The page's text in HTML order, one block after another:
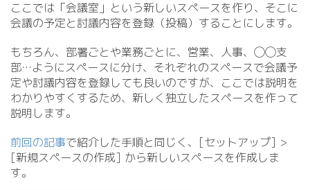
ここでは「会議室」という新しいスペースを作り、そこに
会議の予定と討議内容を登録（投稿）することにします。
もちろん、部署ごとや業務ごとに、営業、人事、◯◯支
部…ようにスペースに分け、それぞれのスペースで会議予
定や討議内容を登録しても良いのですが、ここでは説明を
わかりやすくするため、新しく独立したスペースを作って
説明します。
前回の記事で紹介した手順と同じく、[セットアップ] >
[新規スペースの作成] から新しいスペースを作成しま
す。